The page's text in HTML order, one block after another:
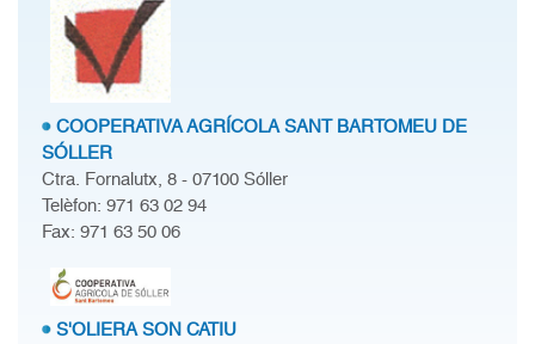
COOPERATIVA AGRÍCOLA SANT BARTOMEU DE
SÓLLER
Ctra. Fornalutx, 8 - 07100 Sóller
Telèfon: 971 63 02 94
Fax: 971 63 50 06
S'OLIERA SON CATIU